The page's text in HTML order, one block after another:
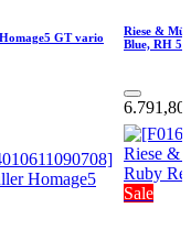
GT vario
Riese &
Blue, RH 50
6.791,80
Sale